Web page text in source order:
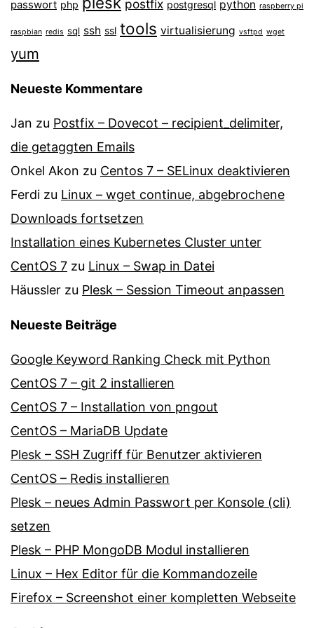
passwort php postfix postgresql python raspberry pi
raspbian redis sql ssh ssl tools virtualisierung vsftpd wget
yum
Neueste Kommentare
Jan zu Postfix – Dovecot – recipient_delimiter,
die getaggten Emails
Onkel Akon zu Centos 7 – SELinux de­ak­ti­vie­ren
Ferdi zu Linux – wget continue, abgebrochene
Downloads fortsetzen
Installation eines Kubernetes Cluster unter
CentOS 7 zu Linux – Swap in Datei
Häussler zu Plesk – Session Timeout anpassen
Neueste Beiträge
Google Keyword Ranking Check mit Python
CentOS 7 – git 2 installieren
CentOS 7 – Installation von pngout
CentOS – MariaDB Update
Plesk – SSH Zugriff für Benutzer aktivieren
CentOS – Redis installieren
Plesk – neues Admin Passwort per Konsole (cli)
setzen
Plesk – PHP MongoDB Modul installieren
Linux – Hex Editor für die Kommandozeile
Firefox – Screenshot einer kompletten Webseite